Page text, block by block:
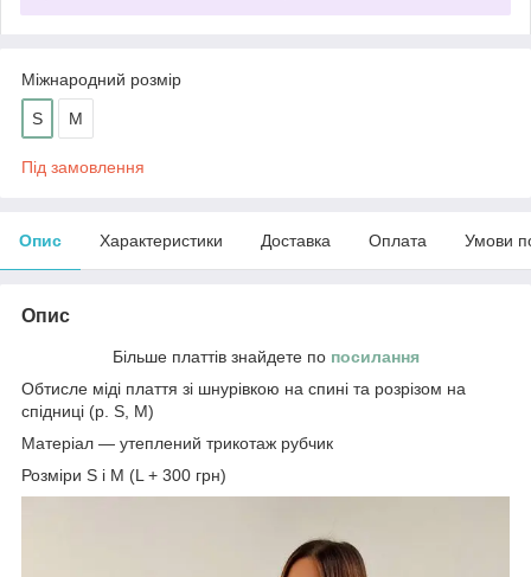
Міжнародний розмір
S M
Під замовлення
Опис Характеристики Доставка Оплата Умови
Опис
Більше платтів знайдете по посилання
Обтисле міді плаття зі шнурівкою на спині та розрізом на
спідниці (р. S, M)
Матеріал — утеплений трикотаж рубчик
Розміри S і М (L + 300 грн)